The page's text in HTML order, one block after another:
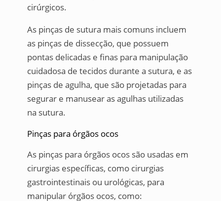
cirúrgicos.
As pinças de sutura mais comuns incluem
as pinças de dissecção, que possuem
pontas delicadas e finas para manipulação
cuidadosa de tecidos durante a sutura, e as
pinças de agulha, que são projetadas para
segurar e manusear as agulhas utilizadas
na sutura.
Pinças para órgãos ocos
As pinças para órgãos ocos são usadas em
cirurgias específicas, como cirurgias
gastrointestinais ou urológicas, para
manipular órgãos ocos, como: